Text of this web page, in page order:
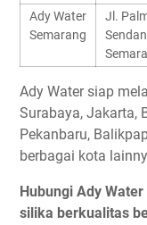
Ady Water
Semarang
Jl.
Ady Water siap
Surabaya, Jakarta,
Pekanbaru,
berbagai kota
Hubungi Ady
silika berkualitas